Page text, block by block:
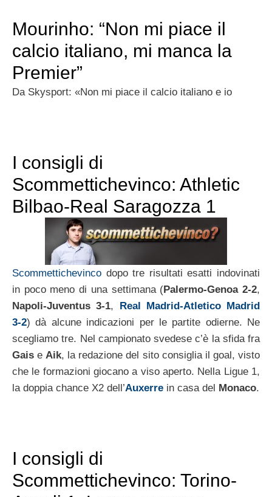
Mourinho: “Non mi piace il
calcio italiano, mi manca la
Premier”
Da Skysport: «Non mi piace il calcio italiano e io
I consigli di
Scommettichevinco: Athletic
Bilbao-Real Saragozza 1
Scommettichevinco dopo tre risultati esatti indovinati
in poco meno di una settimana (Palermo-Genoa 2-2,
Napoli-Juventus 3-1, Real Madrid-Atletico Madrid
3-2) dà alcune indicazioni per le partite odierne. Ne
scegliamo tre. Nel campionato svedese c’è la sfida fra
Gais eAik, la redazione del sito consiglia il goal, visto
che le formazioni giocano a viso aperto. Nella Ligue 1,
la doppia chance X2 dell’Auxerre in casa del Monaco.
I consigli di
Scommettichevinco: Torino-